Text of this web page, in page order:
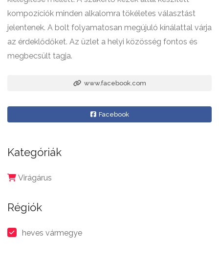
kompozíciók minden alkalomra tökéletes választást
jelentenek. A bolt folyamatosan megújuló kínálattal várja
az érdeklődőket. Az üzlet a helyi közösség fontos és
megbecsült tagja.
www.facebook.com
Facebook
Kategóriák
Virágárus
Régiók
heves vármegye